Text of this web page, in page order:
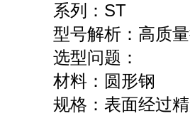
系列： ST
型号解析：高质
选型问题：
材料：圆形钢
规格：表面经过